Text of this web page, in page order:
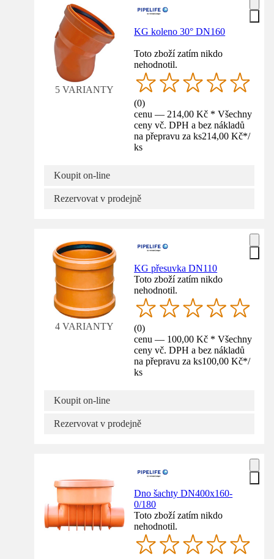
5 VARIANTY
KG koleno 30° DN160
Toto zboží zatím nikdo
nehodnotil.
(0)
cenu — 214,00 Kč * Všechny
ceny vč. DPH a bez nákladů
na přepravu za ks214,00 Kč*/
ks
Koupit on-line
Rezervovat v prodejně
4 VARIANTY
KG přesuvka DN110
Toto zboží zatím nikdo
nehodnotil.
(0)
cenu — 100,00 Kč * Všechny
ceny vč. DPH a bez nákladů
na přepravu za ks100,00 Kč*/
ks
Koupit on-line
Rezervovat v prodejně
Dno šachty DN400x160-
0/180
Toto zboží zatím nikdo
nehodnotil.